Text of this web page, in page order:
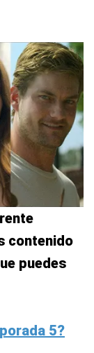
contenido
puedes
5?